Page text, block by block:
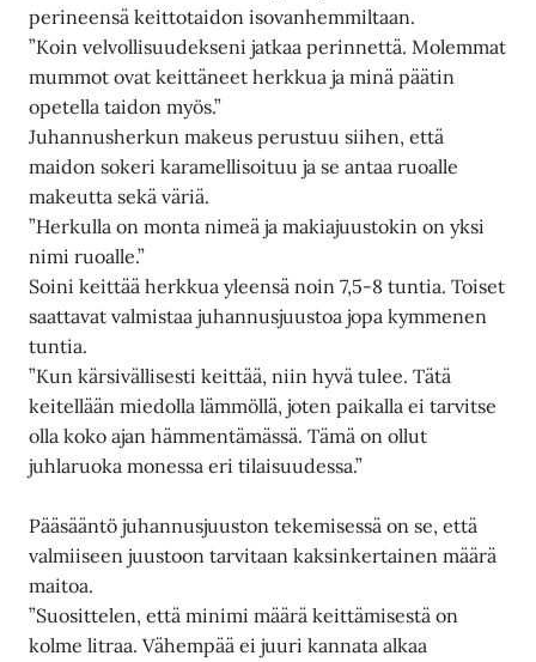
perineensä keittotaidon isovanhemmiltaan.
”Koin velvollisuudekseni jatkaa perinnettä. Molemmat
mummot ovat keittäneet herkkua ja minä päätin
opetella taidon myös.”
Juhannusherkun makeus perustuu siihen, että
maidon sokeri karamellisoituu ja se antaa ruoalle
makeutta sekä väriä.
”Herkulla on monta nimeä ja makiajuustokin on yksi
nimi ruoalle.”
Soini keittää herkkua yleensä noin 7,5-8 tuntia. Toiset
saattavat valmistaa juhannusjuustoa jopa kymmenen
tuntia.
”Kun kärsivällisesti keittää, niin hyvä tulee. Tätä
keitellään miedolla lämmöllä, joten paikalla ei tarvitse
olla koko ajan hämmentämässä. Tämä on ollut
juhlaruoka monessa eri tilaisuudessa.”
Pääsääntö juhannusjuuston tekemisessä on se, että
valmiiseen juustoon tarvitaan kaksinkertainen määrä
maitoa.
”Suosittelen, että minimi määrä keittämisestä on
kolme litraa. Vähempää ei juuri kannata alkaa